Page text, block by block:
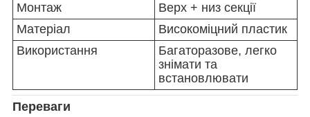
Монтаж
Верх + низ секції
Матеріал
Високоміцний пластик
Використання
Багаторазове, легко
знімати та
встановлювати
Переваги